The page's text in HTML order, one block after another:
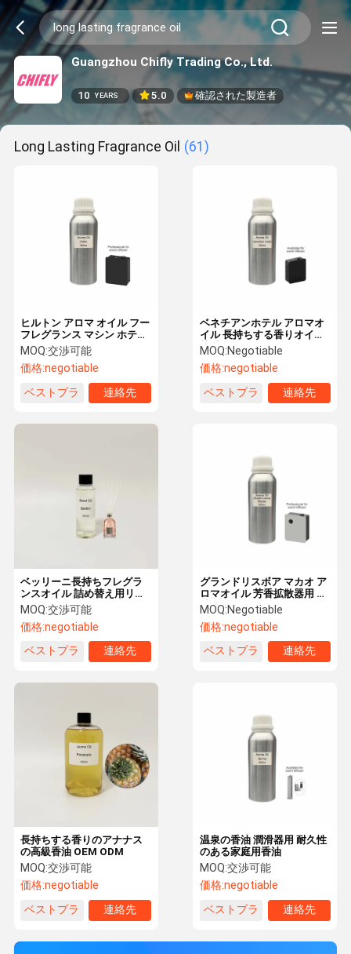
Guangzhou Chifly Trading Co., Ltd.
10 YEARS 5.0 確認された製造者
Long Lasting Fragrance Oil (61)
ヒルトン アロマ オイル フー
フレグランス マシン ホテル
シリーズ 長持ちする フレグ
ランス オイル
MOQ:交渉可能
価格:negotiable
ベストプラ
連絡先
ベネチアンホテル アロマオ
イル 長持ちする香りオイル
芳香拡散器用
MOQ:Negotiable
価格:negotiable
ベストプラ
連絡先
ベッリーニ長持ちフレグラ
ンスオイル 詰め替え用リー
ドディフューザーオイル
MOQ:交渉可能
価格:negotiable
ベストプラ
連絡先
グランドリスボア マカオ ア
ロマオイル 芳香拡散器用 長
持ちするフレグランスオイ
ル
MOQ:Negotiable
価格:negotiable
ベストプラ
連絡先
長持ちする香りのアナナス
の高級香油 OEM ODM
MOQ:交渉可能
価格:negotiable
ベストプラ
連絡先
温泉の香油 潤滑器用 耐久性
のある家庭用香油
MOQ:交渉可能
価格:negotiable
ベストプラ
連絡先